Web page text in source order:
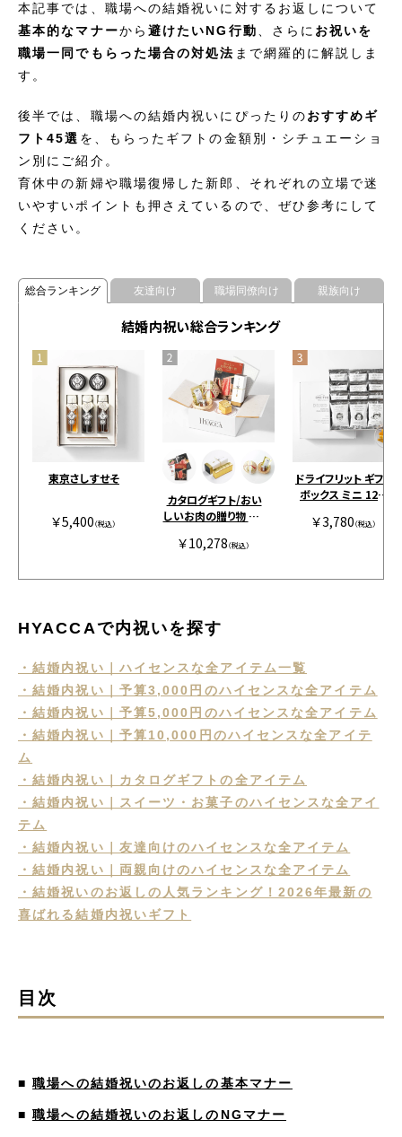
本記事では、職場への結婚祝いに対するお返しについて
基本的なマナーから 避けたいNG行動 、さらに お祝いを
職場一同でもらった場合の対処法 まで網羅的に解説しま
す。
後半では、職場への結婚内祝いにぴったりのおすすめギ
フト45選 を、もらったギフトの金額別・シチュエーショ
ン別にご紹介。
育休中の新婦や職場復帰した新郎、それぞれの立場で迷
いやすいポイントも押さえているので、ぜひ参考にして
ください。
総合ランキング 友達向け 職場同僚向け 親族向け
結婚内祝い総合ランキング
東京さしすせそ
￥5,400（税込）
カタログギフト/おい
しいお肉の贈り物 全2
HMC
￥10,278（税込）
ドライフリット ギフト
ボックス ミニ 12個
￥3,780（税込）
HYACCAで内祝いを探す
・結婚内祝い｜ハイセンスな全アイテム一覧
・結婚内祝い｜予算3,000円のハイセンスな全アイテム
・結婚内祝い｜予算5,000円のハイセンスな全アイテム
・結婚内祝い｜予算10,000円のハイセンスな全アイテ
ム
・結婚内祝い｜カタログギフトの全アイテム
・結婚内祝い｜スイーツ・お菓子のハイセンスな全アイ
テム
・結婚内祝い｜友達向けのハイセンスな全アイテム
・結婚内祝い｜両親向けのハイセンスな全アイテム
・結婚祝いのお返しの人気ランキング！2026年最新の
喜ばれる結婚内祝いギフト
目次
■職場への結婚祝いのお返しの基本マナー
■職場への結婚祝いのお返しのNGマナー